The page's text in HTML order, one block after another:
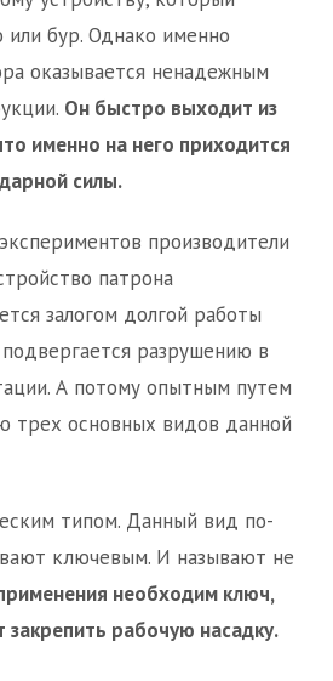
или бур. Однако именно
оказывается ненадежным
Он быстро выходит из
именно на него приходится
силы.
производители
патрона
залогом долгой работы
разрушению в
А потому опытным путем
трех основных видов данной
типом. Данный вид по-
ключевым. И называют не
необходим ключ,
рабочую насадку.